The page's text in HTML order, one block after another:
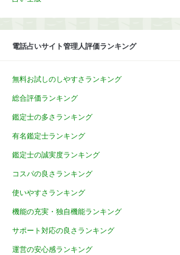
電話占いサイト管理人評価ランキング
無料お試しのしやすさランキング
総合評価ランキング
鑑定士の多さランキング
有名鑑定士ランキング
鑑定士の誠実度ランキング
コスパの良さランキング
使いやすさランキング
機能の充実・独自機能ランキング
サポート対応の良さランキング
運営の安心感ランキング